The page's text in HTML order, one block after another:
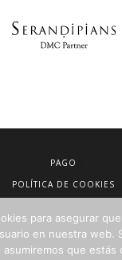
PAGO
POLÍTICA DE COOKIES
CONDICIONES DE VENTA
POLÍTICA DE PRIVACIDAD
para asegurar
en nuestra web.
que estás